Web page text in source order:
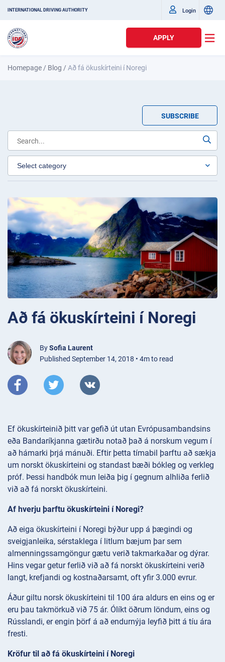
INTERNATIONAL DRIVING AUTHORITY Login
APPLY
Homepage / Blog /Að fá ökuskírteini í Noregi
SUBSCRIBE
Að fá ökuskírteini í Noregi
BySofia Laurent
Published September 14, 2018 • 4m to read
Ef ökuskírteinið þitt var gefið út utan Evrópusambandsins
eða Bandaríkjanna gætirðu notað það á norskum vegum í
að hámarki þrjá mánuði. Eftir þetta tímabil þarftu að sækja
um norskt ökuskírteini og standast bæði bókleg og verkleg
próf. Þessi handbók mun leiða þig í gegnum alhliða ferlið
við að fá norskt ökuskírteini.
Af hverju þarftu ökuskírteini í Noregi?
Að eiga ökuskírteini í Noregi býður upp á þægindi og
sveigjanleika, sérstaklega í litlum bæjum þar sem
almenningssamgöngur gætu verið takmarkaðar og dýrar.
Hins vegar getur ferlið við að fá norskt ökuskírteini verið
langt, krefjandi og kostnaðarsamt, oft yfir 3.000 evrur.
Áður giltu norsk ökuskírteini til 100 ára aldurs en eins og er
eru þau takmörkuð við 75 ár. Ólíkt öðrum löndum, eins og
Rússlandi, er engin þörf á að endurnýja leyfið þitt á tíu ára
fresti.
Kröfur til að fá ökuskírteini í Noregi